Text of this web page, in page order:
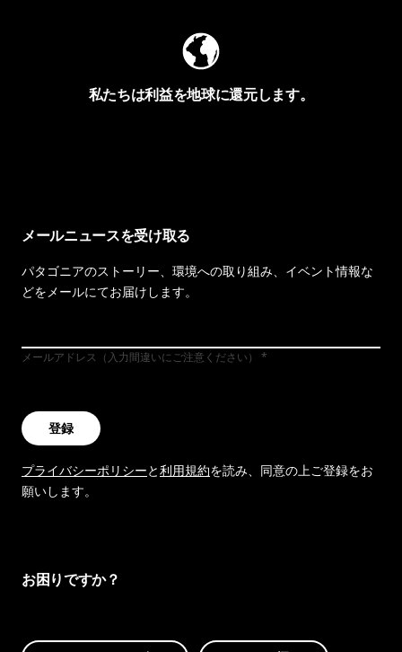
私たちは利益を地球に還元します。
メールニュースを受け取る
パタゴニアのストーリー、環境への取り組み、イベント情報な
どをメールにてお届けします。
メールアドレス（入力間違いにご注意ください）
登録
プライバシーポリシーと利用規約を読み、同意の上ご登録をお
願いします。
お困りですか？